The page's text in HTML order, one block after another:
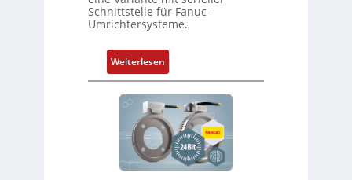
f
r
d
i
e
A
n
w
e
i
g
e
n
G
u
n
Schnittstelle für Fanuc-
Umrichtersysteme.
Weiterlesen:
D
r
e
h
g
e